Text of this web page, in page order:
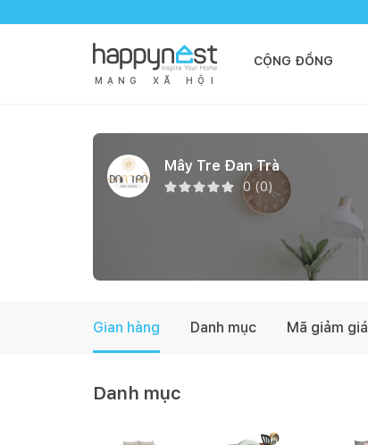
M Ạ N G X Ã H Ộ I
CỘNG ĐỒNG
Mây Tre Đan Trà
0 (0)
Gian hàng Danh mục Mã giảm giá
Danh mục